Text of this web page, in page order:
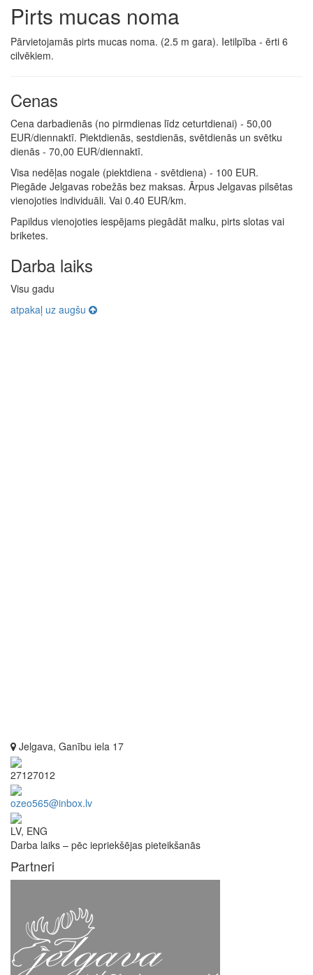
Pirts mucas noma
Pārvietojamās pirts mucas noma. (2.5 m gara). Ietilpība - ērti 6
cilvēkiem.
Cenas
Cena darbadienās (no pirmdienas līdz ceturtdienai) - 50,00
EUR/diennaktī. Piektdienās, sestdienās, svētdienās un svētku
dienās - 70,00 EUR/diennaktī.
Visa nedēļas nogale (piektdiena - svētdiena) - 100 EUR.
Piegāde Jelgavas robežās bez maksas. Ārpus Jelgavas pilsētas
vienojoties individuāli. Vai 0.40 EUR/km.
Papildus vienojoties iespējams piegādāt malku, pirts slotas vai
briketes.
Darba laiks
Visu gadu
atpakaļ uz augšu
Jelgava, Ganību iela 17
27127012
ozeo565@inbox.lv
LV, ENG
Darba laiks – pēc iepriekšējas pieteikšanās
Partneri